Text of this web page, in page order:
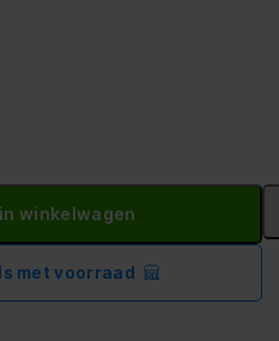
winkelwagen
met voorraad